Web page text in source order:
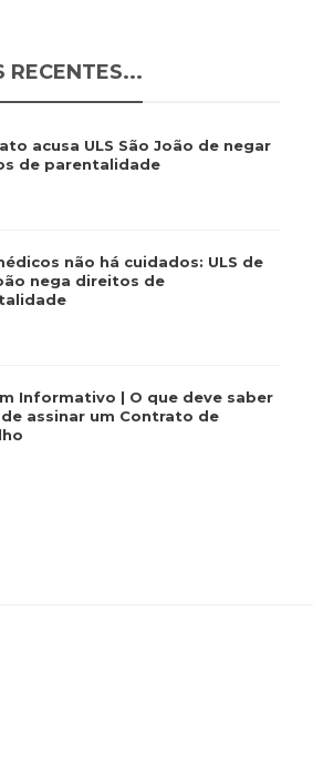
RECENTES...
acusa ULS São João de negar
de parentalidade
não há cuidados: ULS de
nega direitos de
Informativo | O que deve saber
assinar um Contrato de